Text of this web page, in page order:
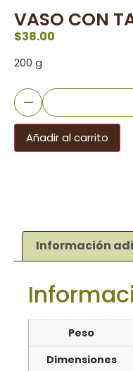
VASO CON
$38.00
200 g
Añadir al carrito
Información
Peso
Dimensiones